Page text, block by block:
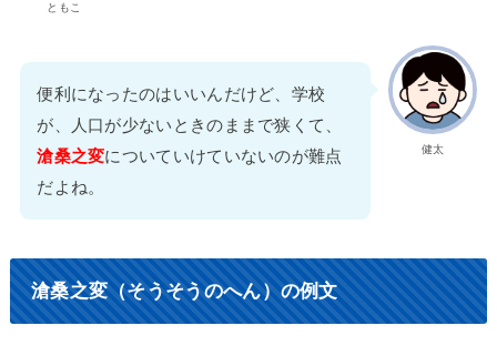
ともこ
健太
便利になったのはいいんだけど、学校
が、人口が少ないときのままで狭くて、
滄桑之変についていけていないのが難点
だよね。
滄桑之変（そうそうのへん）の例文